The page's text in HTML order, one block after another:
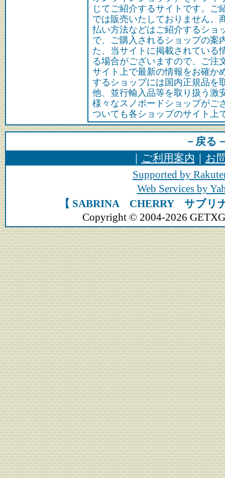
じてご紹介するサイトです。ご
では販売いたしておりません。
払い方法などはご紹介するショ
で、ご購入されるショップの案
た、当サイトに掲載されている
る場合がございますので、ご注
サイト上で最新の情報をお確か
するショップには国内正規品を
他、並行輸入品等を取り扱う激
様々なスノボードショップがご
ついても各ショップのサイト上
－戻る
｜ ご利用案内 ｜ お
Supported by
Web Services by
【 SABRINA CHERRY サブ
Copyright © 2004-2026